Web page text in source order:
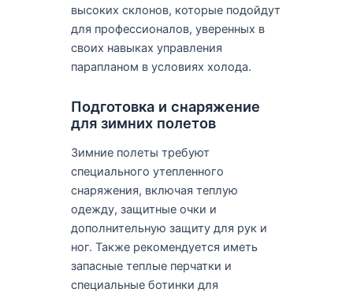
высоких склонов, которые подойдут
для профессионалов, уверенных в
своих навыках управления
парапланом в условиях холода.
Подготовка и снаряжение
для зимних полетов
Зимние полеты требуют
специального утепленного
снаряжения, включая теплую
одежду, защитные очки и
дополнительную защиту для рук и
ног. Также рекомендуется иметь
запасные теплые перчатки и
специальные ботинки для